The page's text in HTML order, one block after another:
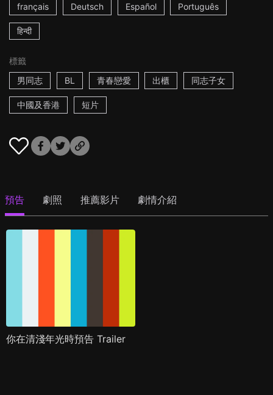
français Deutsch Español Português
हिन्दी
標籤
男同志
BL 青春戀愛 出櫃 同志子女
中國及香港 短片
預告 劇照 推薦影片 劇情介紹
你在清淺年光時預告 Trailer